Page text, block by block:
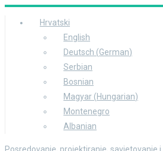
Hrvatski
English
Deutsch (German)
Serbian
Bosnian
Magyar (Hungarian)
Montenegro
Albanian